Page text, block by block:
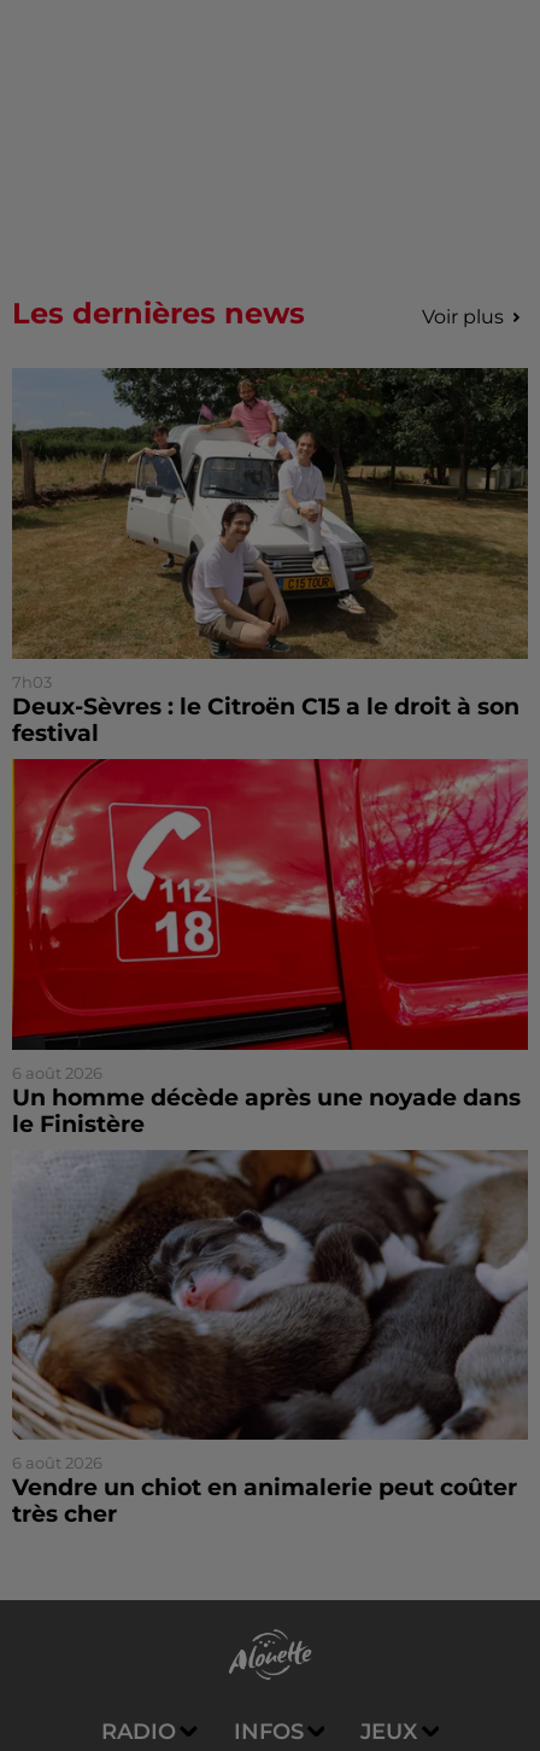
Les dernières news Voir plus
7h03
Deux-Sèvres : le Citroën C15 a le droit à son
festival
6 août 2026
Un homme décède après une noyade dans
le Finistère
6 août 2026
Vendre un chiot en animalerie peut coûter
très cher
RADIO INFOS JEUX